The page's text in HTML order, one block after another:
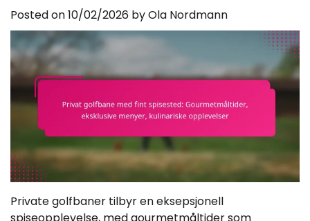
Posted on10/02/2026 byOla Nordmann
Private golfbaner tilbyr en eksepsjonell